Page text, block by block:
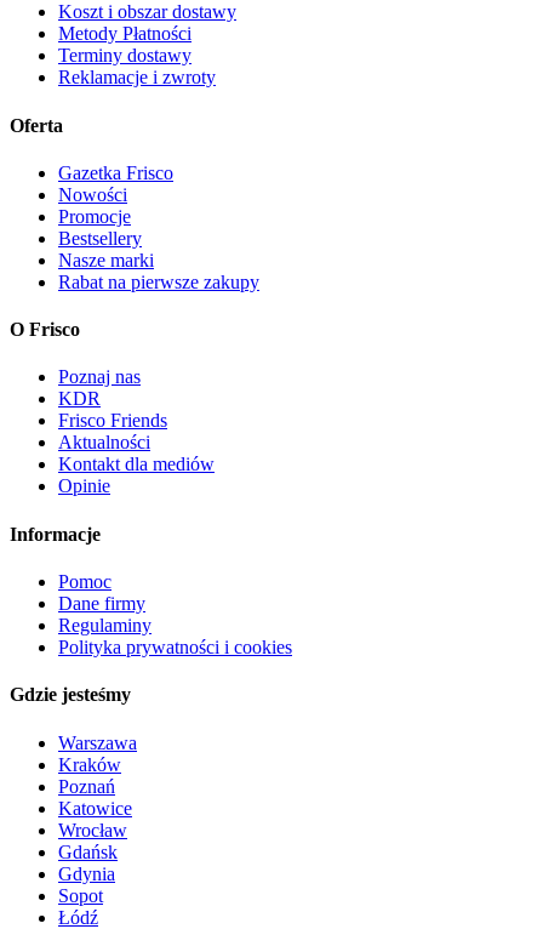
Koszt i obszar dostawy
Metody Płatności
Terminy dostawy
Reklamacje i zwroty
Oferta
Gazetka Frisco
Nowości
Promocje
Bestsellery
Nasze marki
Rabat na pierwsze zakupy
O Frisco
Poznaj nas
KDR
Frisco Friends
Aktualności
Kontakt dla mediów
Opinie
Informacje
Pomoc
Dane firmy
Regulaminy
Polityka prywatności i cookies
Gdzie jesteśmy
Warszawa
Kraków
Poznań
Katowice
Wrocław
Gdańsk
Gdynia
Sopot
Łódź